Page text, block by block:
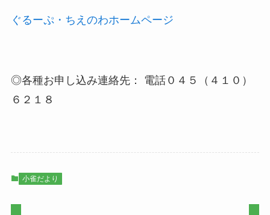
ぐるーぷ・ちえのわホームページ
◎各種お申し込み連絡先： 電話０４５（４１０）
６２１８
小雀だより